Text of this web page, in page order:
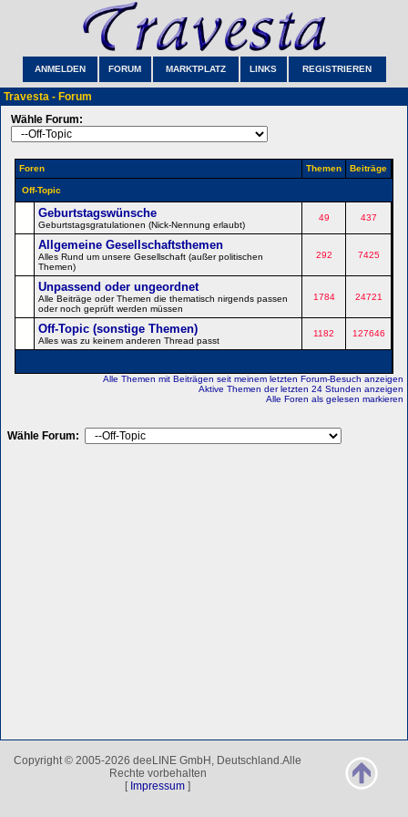
ANMELDEN FORUM MARKTPLATZ LINKS REGISTRIEREN
Travesta - Forum
Wähle Forum:
Foren Themen Beiträge
Off-Topic
Geburtstagswünsche
Geburtstagsgratulationen (Nick-Nennung erlaubt)
49 437
Allgemeine Gesellschaftsthemen
Alles Rund um unsere Gesellschaft (außer politischen
Themen)
292 7425
Unpassend oder ungeordnet
Alle Beiträge oder Themen die thematisch nirgends passen
oder noch geprüft werden müssen
1784 24721
Off-Topic (sonstige Themen)
Alles was zu keinem anderen Thread passt
1182 127646
Alle Themen mit Beiträgen seit meinem letzten Forum-Besuch anzeigen
Aktive Themen der letzten 24 Stunden anzeigen
Alle Foren als gelesen markieren
Wähle Forum:
Copyright © 2005-2026 deeLINE GmbH, Deutschland.Alle
Rechte vorbehalten
[ Impressum ]